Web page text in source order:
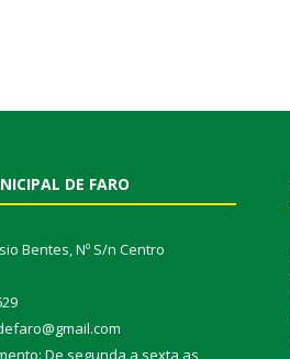
DE FARO
Bentes, Nº S/n Centro
De segunda a sexta as